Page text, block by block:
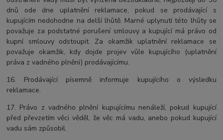
dnů ode dne uplatnění reklamace, pokud se prodávající s
kupujícím nedohodne na delší lhůtě. Marné uplynutí této lhůty se
považuje za podstatné porušení smlouvy a kupující má právo od
kupní smlouvy odstoupit. Za okamžik uplatnění reklamace se
považuje okamžik, kdy dojde projev vůle kupujícího (uplatnění
práva z vadného plnění) prodávajícímu.
16. Prodávající písemně informuje kupujícího o výsledku
reklamace.
17. Právo z vadného plnění kupujícímu nenáleží, pokud kupující
před převzetím věci věděl, že věc má vadu, anebo pokud kupující
vadu sám způsobil.